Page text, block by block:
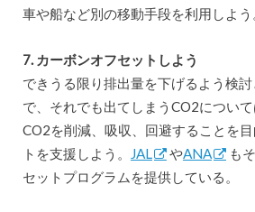
車や船など別の移動手段を利用しよう
7. カーボンオフセットしよう
できうる限り排出量を下げるよう検討
で、それでも出てしまうCO2につい
CO2を削減、吸収、回避することを
トを支援しよう。
JAL やANA
も
セットプログラムを提供している。